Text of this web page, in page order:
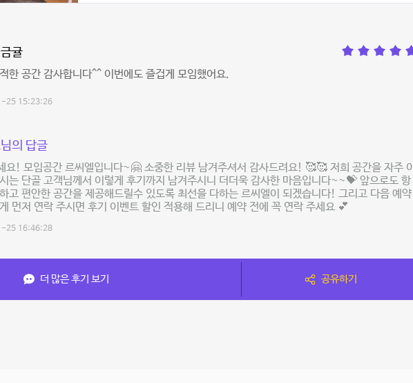
귤
한 공간 감사합니다^^ 이번에도 즐겁게 모임했어요.
25 15:23:26
의 답글
요! 모임공간 르씨엘입니다~🤗 소중한 리뷰 남겨주셔서 감사드려요! 🥰🥰 저희 공간을 자주 이
는 단골 고객님께서 이렇게 후기까지 남겨주시니 더더욱 감사한 마음입니다~~💝 앞으로도 항
고 편안한 공간을 제공해드릴수 있도록 최선을 다하는 르씨엘이 되겠습니다! 그리고 다음 예약
먼저 연락 주시면 후기 이벤트 할인 적용해 드리니 예약 전에 꼭 연락 주세요 💕
25 16:46:28
더 많은 후기 보기 공유하기